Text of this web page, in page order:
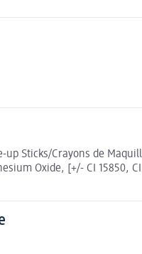
up Sticks/Crayons de
Oxide, [+/- CI 15850,